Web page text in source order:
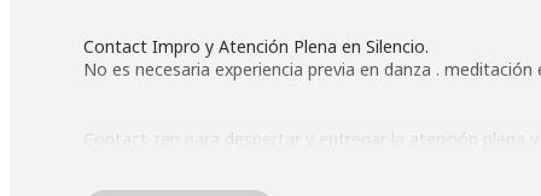
Contact Impro y Atención Plena en Silencio.
No es necesaria experiencia previa en danza . meditación
Contact zen para despertar y entrenar la atención plena